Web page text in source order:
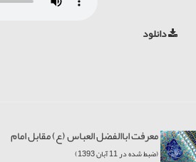
دانلود
معرفت اباالفضل العباس (ع) مقابل امام
(ضبط شده در 11 آبان 1393)